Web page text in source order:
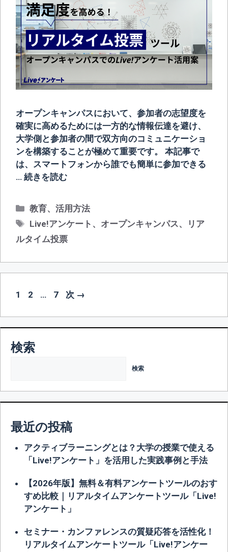
オープンキャンパスにおいて、参加者の志望度を
確実に高めるためには一方的な情報伝達を避け、
大学側と参加者の間で双方向のコミュニケーショ
ンを構築することが極めて重要です。 本記事で
は、スマートフォンから誰でも簡単に参加できる
… 続きを読む
カ
テ
リ
教育、活用方法
タ
グ
Live!アンケート 、 オープンキャンパス、
リア
ルタイム投票
投
ナ
ゲ
ペ
ジ
1
ペ
ジ
2 …
ペ
ジ
7 次 →
検索
検索
最近の投稿
アクティブラーニングとは？大学の授業で使える
「Live!アンケート」を活用した実践事例と手法
【2026年版】無料＆有料アンケートツールのおす
すめ比較｜リアルタイムアンケートツール「Live!
アンケート」
セミナー・カンファレンスの質疑応答を活性化！
リアルタイムアンケートツール「Live!アンケー